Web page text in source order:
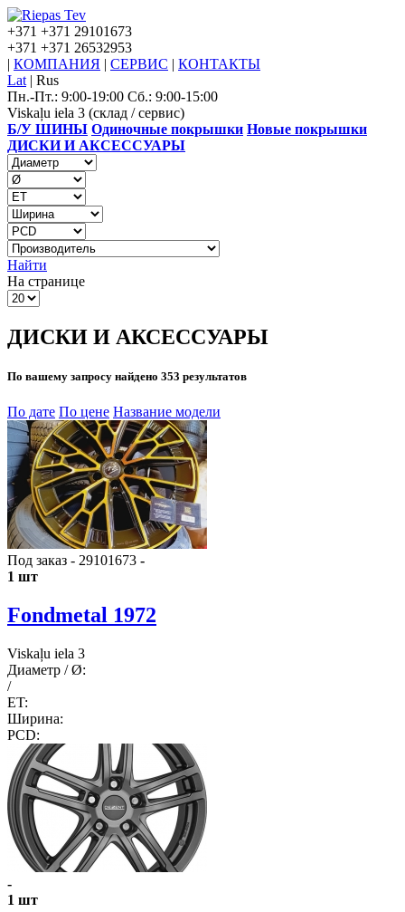
+371 +371 29101673
+371 +371 26532953
| КОМПАНИЯ | СЕРВИС | КОНТАКТЫ
Lat | Rus
Пн.-Пт.: 9:00-19:00 Сб.: 9:00-15:00
Viskaļu iela 3 (склад / сервис)
Б/У ШИНЫ Одиночные покрышки Новые покрышки
ДИСКИ И АКСЕССУАРЫ
Найти
На странице
ДИСКИ И АКСЕССУАРЫ
По вашему запросу найдено 353 результатов
По дате По цене Название модели
Под заказ - 29101673 -
1 шт
Fondmetal 1972
Viskaļu iela 3
Диаметр / Ø:
/
ET:
Ширина:
PCD:
-
1 шт